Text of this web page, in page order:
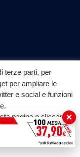
terze parti, per
per ampliare le
e social e funzioni
pagina o cliccando
all'uso dei cookie.
×